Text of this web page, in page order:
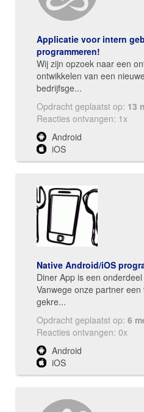
Applicatie voor intern
programmeren!
Wij zijn opzoek naar een
ontwikkelen van een
bedrijfsge...
Opdracht geplaatst op: 13
Reacties ontvangen: 1x
Android
iOS
Native Android/iOS
Diner App is een
Vanwege onze partner
gekre...
Opdracht geplaatst op: 6
Reacties ontvangen: 0x
Android
iOS